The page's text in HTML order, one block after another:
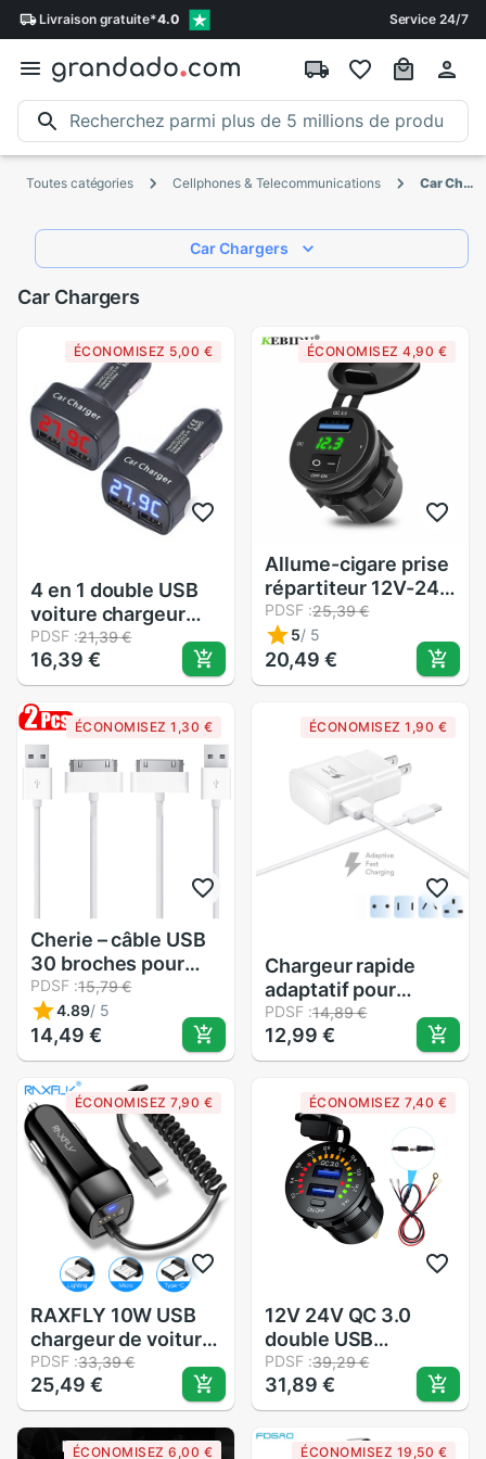
Livraison gratuite*4.0 Service 24/7
Toutes catégories Cellphones & Telecommunications Car Chargers
Car Chargers
Car Chargers
ÉCONOMISEZ 5,00 €
4 en 1 double USB
voiture chargeur
rapide affichage
LED numérique DC
5V 3.1A universel
tension
température
compteur de
courant testeur
adaptateur
PDSF :21,39 €
16,39 €
ÉCONOMISEZ 4,90 €
Allume-cigare prise
répartiteur 12V-24V
USB chargeur de
voiture QC 3.0 avec
interrupteur Led
affichage
d'alimentation
voiture Usb prise
montage
PDSF :25,39 €
5/ 5
20,49 €
ÉCONOMISEZ 1,30 €
Cherie – câble USB
30 broches pour
recharge et
recharge de
téléphone, cordon
de chargeur pour
iphone 4s, 4s, 3GS,
3G, iPad 2 et 3 iPod,
Nano itouch, 2
pièces
PDSF :15,79 €
4.89/ 5
14,49 €
ÉCONOMISEZ 1,90 €
Chargeur rapide
adaptatif pour
samsung galaxy S8
S9 S10 S10E plus
note8 note8 USB C
chargeur rapide
PDSF :14,89 €
12,99 €
ÉCONOMISEZ 7,90 €
RAXFLY 10W USB
chargeur de voiture
avec ressort USB
câble allume-cigare
pour iPhone câble
d'éclairage Micor
PDSF :33,39 €
25,49 €
ÉCONOMISEZ 7,40 €
12V 24V QC 3.0
double USB
chargeur de voiture
étanche 18W prise
USB Charge rapide
avec voltmètre de
PDSF :39,29 €
31,89 €
ÉCONOMISEZ 6,00 € ÉCONOMISEZ 19,50 €